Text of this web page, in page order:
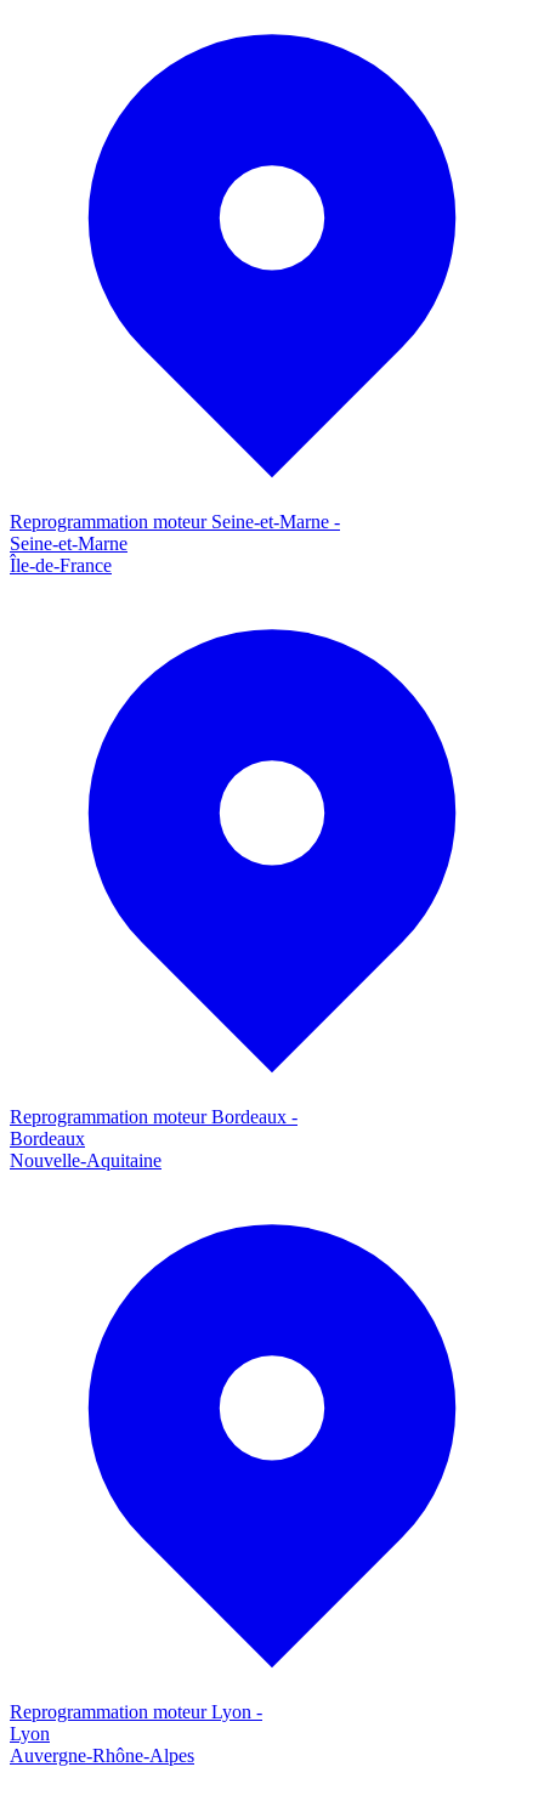
Reprogrammation moteur Seine-et-Marne -
Seine-et-Marne
Île-de-France
Reprogrammation moteurBordeaux -
Bordeaux
Nouvelle-Aquitaine
Reprogrammation moteurLyon -
Lyon
Auvergne-Rhône-Alpes